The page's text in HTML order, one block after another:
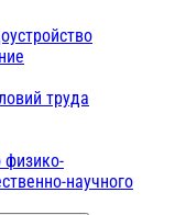
труда
физико-
научного